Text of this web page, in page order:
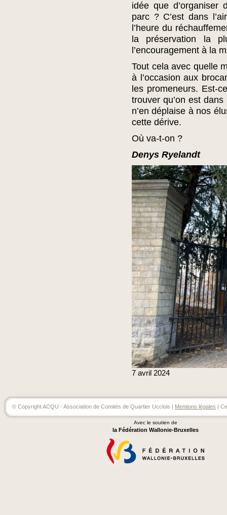
idée que d’organiser
parc ? C’est dans
l’heure du
la préservation la
l’encouragement à la
Tout cela avec quelle
à l’occasion aux
les promeneurs. Est-
trouver qu’on est
n’en déplaise à nos
cette dérive.
Où va-t-on ?
Denys Ryelandt
7 avril 2024
© Copyright ACQU - Association de Comités de Quartier Ucclois | Mentions légales |
Avec le soutien de
la Fédération Wallonie-Bruxelles